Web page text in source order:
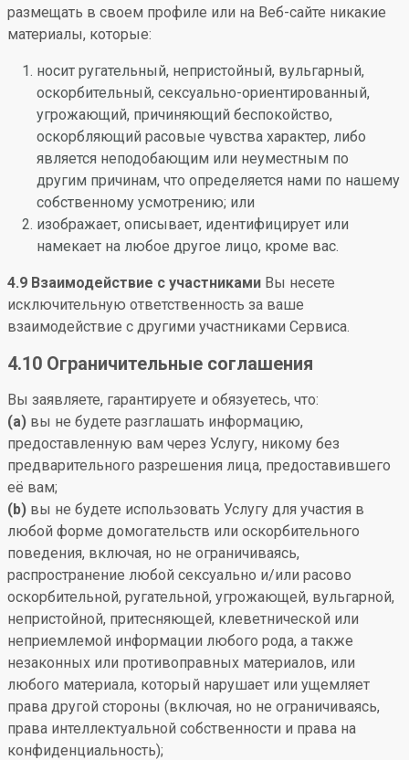
размещать в своем профиле или на Веб-сайте никакие
материалы, которые:
носит ругательный, непристойный, вульгарный,
оскорбительный, сексуально-ориентированный,
угрожающий, причиняющий беспокойство,
оскорбляющий расовые чувства характер, либо
является неподобающим или неуместным по
другим причинам, что определяется нами по нашему
собственному усмотрению; или
изображает, описывает, идентифицирует или
намекает на любое другое лицо, кроме вас.
4.9 Взаимодействие с участниками Вы несете
исключительную ответственность за ваше
взаимодействие с другими участниками Сервиса.
4.10 Ограничительные соглашения
Вы заявляете, гарантируете и обязуетесь, что:
(a) вы не будете разглашать информацию,
предоставленную вам через Услугу, никому без
предварительного разрешения лица, предоставившего
её вам;
(b) вы не будете использовать Услугу для участия в
любой форме домогательств или оскорбительного
поведения, включая, но не ограничиваясь,
распространение любой сексуально и/или расово
оскорбительной, ругательной, угрожающей, вульгарной,
непристойной, притесняющей, клеветнической или
неприемлемой информации любого рода, а также
незаконных или противоправных материалов, или
любого материала, который нарушает или ущемляет
права другой стороны (включая, но не ограничиваясь,
права интеллектуальной собственности и права на
конфиденциальность);